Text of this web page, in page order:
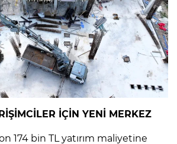
İÇİN YENİ MERKEZ
174 bin TL yatırım maliyetine